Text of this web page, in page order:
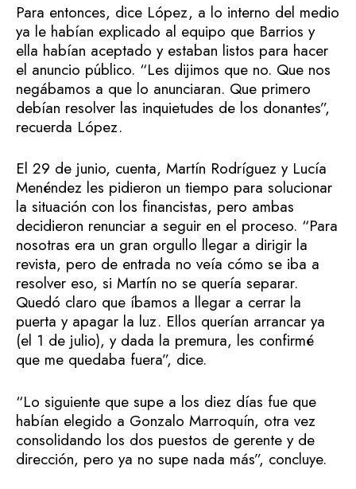
Para entonces, dice López, a lo interno del medio
ya le habían explicado al equipo que Barrios y
ella habían aceptado y estaban listos para hacer
el anuncio público. “Les dijimos que no. Que nos
negábamos a que lo anunciaran. Que primero
debían resolver las inquietudes de los donantes”,
recuerda López.
El 29 de junio, cuenta, Martín Rodríguez y Lucía
Menéndez les pidieron un tiempo para solucionar
la situación con los financistas, pero ambas
decidieron renunciar a seguir en el proceso. “Para
nosotras era un gran orgullo llegar a dirigir la
revista, pero de entrada no veía cómo se iba a
resolver eso, si Martín no se quería separar.
Quedó claro que íbamos a llegar a cerrar la
puerta y apagar la luz. Ellos querían arrancar ya
(el 1 de julio), y dada la premura, les confirmé
que me quedaba fuera”, dice.
“Lo siguiente que supe a los diez días fue que
habían elegido a Gonzalo Marroquín, otra vez
consolidando los dos puestos de gerente y de
dirección, pero ya no supe nada más”, concluye.